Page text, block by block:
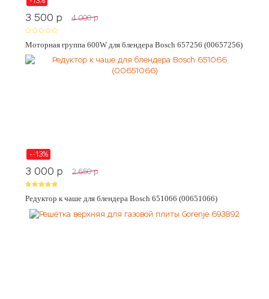
3 500 p 4 000 p
Моторная группа 600W для блендера Bosch 657256 (00657256)
--13%
3 000 p 2 650 p
Редуктор к чаше для блендера Bosch 651066 (00651066)